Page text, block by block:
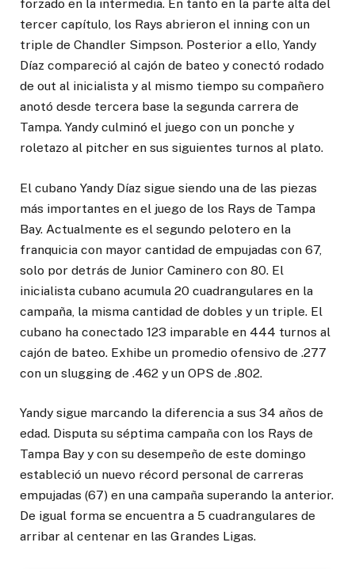
forzado en la intermedia. En tanto en la parte alta del
tercer capítulo, los Rays abrieron el inning con un
triple de Chandler Simpson. Posterior a ello, Yandy
Díaz compareció al cajón de bateo y conectó rodado
de out al inicialista y al mismo tiempo su compañero
anotó desde tercera base la segunda carrera de
Tampa. Yandy culminó el juego con un ponche y
roletazo al pitcher en sus siguientes turnos al plato.
El cubano Yandy Díaz sigue siendo una de las piezas
más importantes en el juego de los Rays de Tampa
Bay. Actualmente es el segundo pelotero en la
franquicia con mayor cantidad de empujadas con 67,
solo por detrás de Junior Caminero con 80. El
inicialista cubano acumula 20 cuadrangulares en la
campaña, la misma cantidad de dobles y un triple. El
cubano ha conectado 123 imparable en 444 turnos al
cajón de bateo. Exhibe un promedio ofensivo de .277
con un slugging de .462 y un OPS de .802.
Yandy sigue marcando la diferencia a sus 34 años de
edad. Disputa su séptima campaña con los Rays de
Tampa Bay y con su desempeño de este domingo
estableció un nuevo récord personal de carreras
empujadas (67) en una campaña superando la anterior.
De igual forma se encuentra a 5 cuadrangulares de
arribar al centenar en las Grandes Ligas.